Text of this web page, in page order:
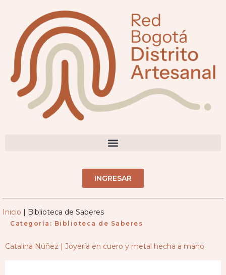
INGRESAR
Inicio | Biblioteca de Saberes
Categoría: Biblioteca de Saberes
Catalina Núñez | Joyería en cuero y metal hecha a mano